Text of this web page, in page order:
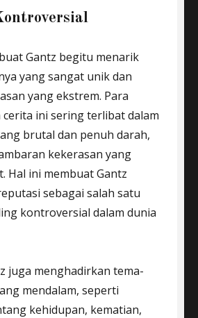
Gantz begitu menarik
yang sangat unik dan
yang ekstrem. Para
ini sering terlibat dalam
brutal dan penuh darah,
kekerasan yang
Hal ini membuat Gantz
sebagai salah satu
kontroversial dalam dunia
juga menghadirkan tema-
mendalam, seperti
kehidupan, kematian,